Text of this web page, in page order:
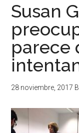
Susan
parece
28 noviembre, 2017